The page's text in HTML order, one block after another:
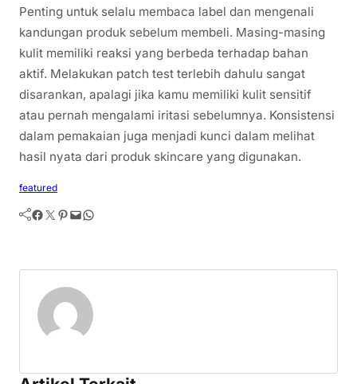
Penting untuk selalu membaca label dan mengenali
kandungan produk sebelum membeli. Masing-masing
kulit memiliki reaksi yang berbeda terhadap bahan
aktif. Melakukan patch test terlebih dahulu sangat
disarankan, apalagi jika kamu memiliki kulit sensitif
atau pernah mengalami iritasi sebelumnya. Konsistensi
dalam pemakaian juga menjadi kunci dalam melihat
hasil nyata dari produk skincare yang digunakan.
featured
Facebook Twitter Pinterest Mail WhatsApp